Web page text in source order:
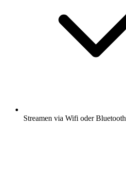
Streamen via Wifi oder Bluetooth